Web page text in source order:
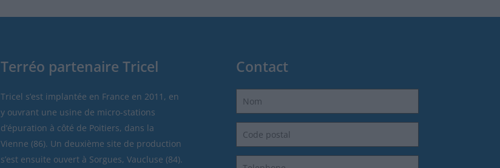
Terréo partenaire Tricel
Tricel s’est implantée en France en 2011, en
y ouvrant une usine de micro-stations
d’épuration à côté de Poitiers, dans la
Vienne (86). Un deuxième site de production
s’est ensuite ouvert à Sorgues, Vaucluse (84).
Contact